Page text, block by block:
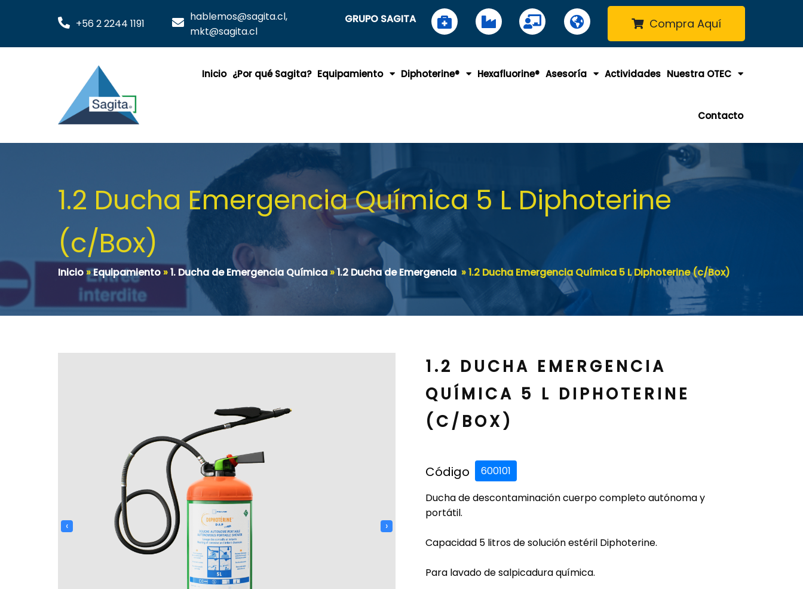
+56 2 2244 1191
hablemos@sagita.cl,
mkt@sagita.cl
GRUPO SAGITA Compra Aquí
Inicio ¿Por qué Sagita? Equipamiento Diphoterine® Hexafluorine® Asesoría Actividades Nuestra OTEC
Contacto
1.2 Ducha Emergencia Química 5 L Diphoterine
(c/Box)
Inicio»Equipamiento»1. Ducha de Emergencia Química»1.2 Ducha de Emergencia »1.2 Ducha Emergencia Química 5 L Diphoterine (c/Box)
‹ ›
1.2 DUCHA EMERGENCIA
QUÍMICA 5 L DIPHOTERINE
(C/BOX)
Código
600101
Ducha de descontaminación cuerpo completo autónoma y
portátil.
Capacidad 5 litros de solución estéril Diphoterine.
Para lavado de salpicadura química.